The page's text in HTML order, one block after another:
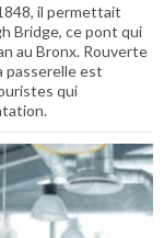
il permettait
Bridge, ce pont qui
au Bronx. Rouverte
passerelle est
qui